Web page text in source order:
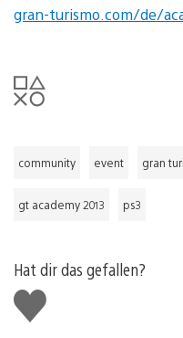
gran-turismo.com/de/
community event gran
gt academy 2013 ps3
Hat dir das gefallen?
Gefällt
mir